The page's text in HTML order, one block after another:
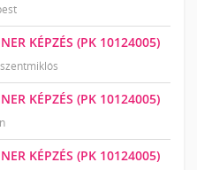
KÉPZÉS (PK 10124005)
KÉPZÉS (PK 10124005)
KÉPZÉS (PK 10124005)